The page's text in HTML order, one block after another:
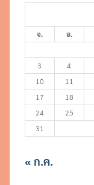
จ. อ.
3
4
10
11
17
18
24
25
31
« ก.ค.